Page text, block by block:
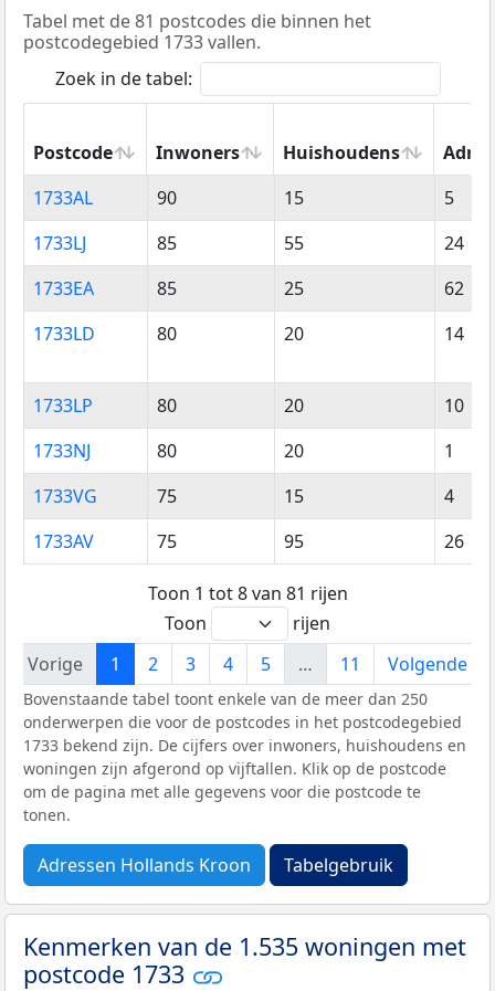
Tabel met de 81 postcodes die binnen het
postcodegebied 1733 vallen.
Zoek in de tabel:
Postcode Inwoners Huishoudens
Postcode
Inwoners Huishoudens
1733AL 90 15
5
1733LJ
85 55
24
1733EA
85 25
62
1733LD
80 20 14
1733LP 80 20
10
1733NJ
80 20
1
1733VG
75 15
4
1733AV
75 95 26
Toon 1 tot 8 van 81 rijen
Toon
rijen
Vorige
1 2 3 4 5 … 11 Volgende
Bovenstaande tabel toont enkele van de meer dan 250
onderwerpen die voor de postcodes in het postcodegebied
1733 bekend zijn. De cijfers over inwoners, huishoudens en
woningen zijn afgerond op vijftallen. Klik op de postcode
om de pagina met alle gegevens voor die postcode te
tonen.
Adressen Hollands Kroon Tabelgebruik
Kenmerken van de 1.535 woningen met
postcode 1733